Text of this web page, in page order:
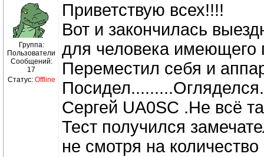
Группа:
Пользователи
Сообщений:
17
Статус: Offline
Приветствую всех!!!!
Вот и закончилась
для человека имеющего
Переместил себя и
Сергей UA0SC .Не всё
Тест получился
не смотря на количество